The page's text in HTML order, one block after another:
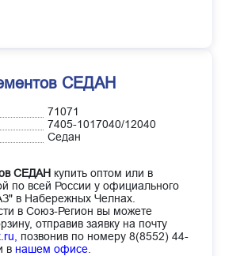
СЕДАН
71071
7405-1017040/12040
Седан
СЕДАН купить оптом или в
по всей России у официального
в Набережных Челнах.
в Союз-Регион вы можете
отправив заявку на почту
позвонив по номеру 8(8552) 44-
в нашем офисе